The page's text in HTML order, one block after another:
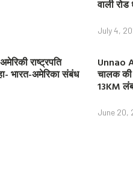
वाली रोड
July 4,
राष्ट्रपति
भारत-अमेरिका संबंध
Unnao
चालक की
13KM
June 20,